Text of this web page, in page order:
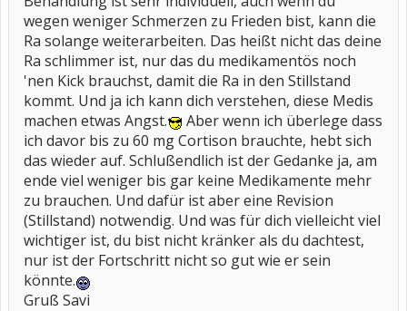
wegen weniger Schmerzen zu Frieden bist, kann die
Ra solange weiterarbeiten. Das heißt nicht das deine
Ra schlimmer ist, nur das du medikamentös noch
'nen Kick brauchst, damit die Ra in den Stillstand
kommt. Und ja ich kann dich verstehen, diese Medis
machen etwas Angst.
Aber wenn ich überlege dass
ich davor bis zu 60 mg Cortison brauchte, hebt sich
das wieder auf. Schlußendlich ist der Gedanke ja, am
ende viel weniger bis gar keine Medikamente mehr
zu brauchen. Und dafür ist aber eine Revision
(Stillstand) notwendig. Und was für dich vielleicht viel
wichtiger ist, du bist nicht kränker als du dachtest,
nur ist der Fortschritt nicht so gut wie er sein
könnte.
Gruß Savi